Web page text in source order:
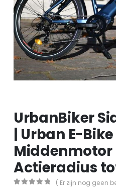
UrbanBiker
| Urban E-Bike
Middenmotor
Actieradius
( Er zijn nog geen